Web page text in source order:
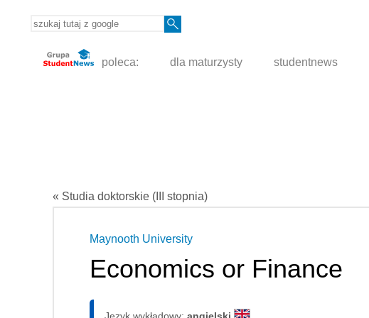
poleca: dla maturzysty studentnews
« Studia doktorskie (III stopnia)
Maynooth University
Economics or Finance
Język wykładowy: angielski